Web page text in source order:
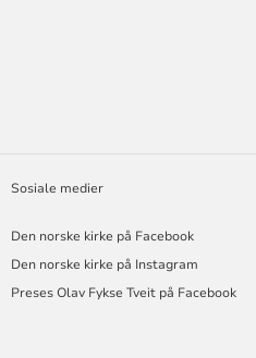
Sosiale medier
Den norske kirke på Facebook
Den norske kirke på Instagram
Preses Olav Fykse Tveit på Facebook